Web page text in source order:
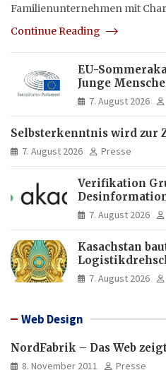
Familienunternehmen mit
Continue Reading
EU-
Junge
Europas Zukunft
7. August 2026
Selbsterkenntnis wird zur
7. August 2026 Presse
Verifikation
manipulierte
7. August 2026
Kasachstan
und Asien aus
7. August 2026
Web Design
NordFabrik – Das Web
8. November 2011
Presse